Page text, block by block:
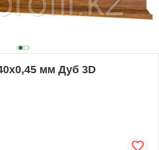
мм Дуб 3D